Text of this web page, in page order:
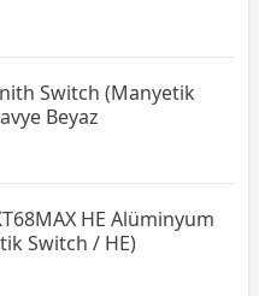
Switch (Manyetik
Beyaz
HE Alüminyum
Switch / HE)